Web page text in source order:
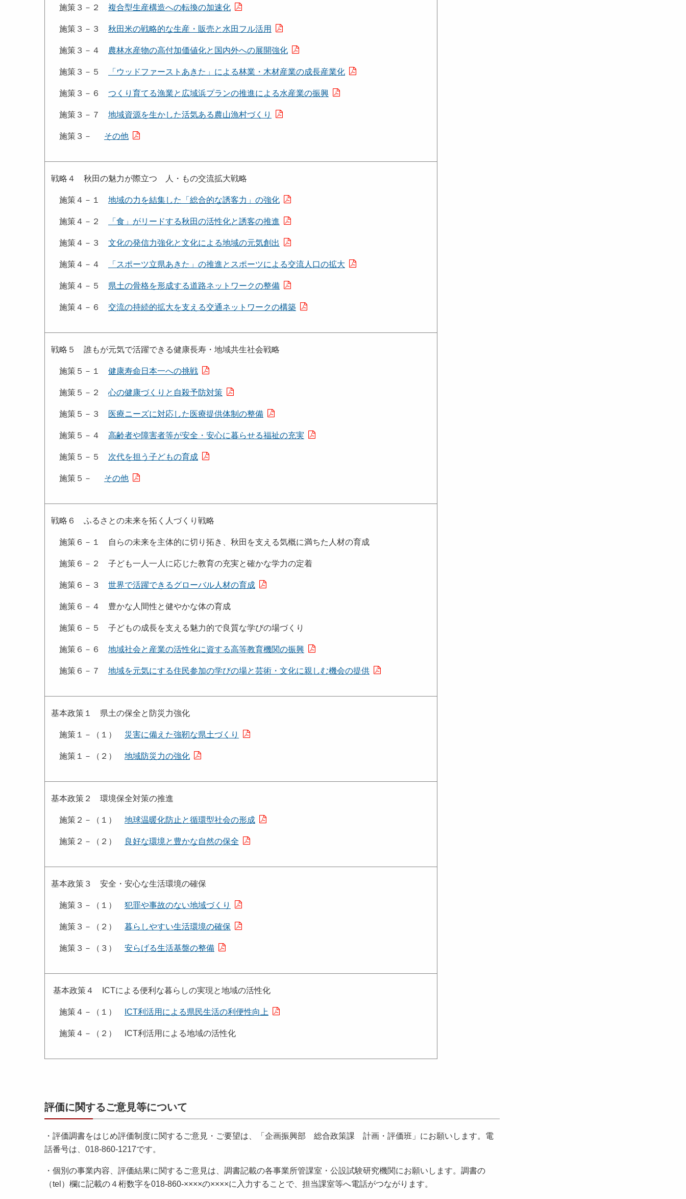
施策３－２ 複合型生産構造への転換の加速化
施策３－３ 秋田米の戦略的な生産・販売と水田フル活用
施策３－４ 農林水産物の高付加価値化と国内外への展開強化
施策３－５ 「ウッドファーストあきた」による林業・木材産業の成長産業化
施策３－６ つくり育てる漁業と広域浜プランの推進による水産業の振興
施策３－７ 地域資源を生かした活気ある農山漁村づくり
施策３－ その他
戦略４ 秋田の魅力が際立つ 人・もの交流拡大戦略
施策４－１ 地域の力を結集した「総合的な誘客力」の強化
施策４－２ 「食」がリードする秋田の活性化と誘客の推進
施策４－３ 文化の発信力強化と文化による地域の元気創出
施策４－４ 「スポーツ立県あきた」の推進とスポーツによる交流人口の拡大
施策４－５ 県土の骨格を形成する道路ネットワークの整備
施策４－６ 交流の持続的拡大を支える交通ネットワークの構築
戦略５ 誰もが元気で活躍できる健康長寿・地域共生社会戦略
施策５－１ 健康寿命日本一への挑戦
施策５－２ 心の健康づくりと自殺予防対策
施策５－３ 医療ニーズに対応した医療提供体制の整備
施策５－４ 高齢者や障害者等が安全・安心に暮らせる福祉の充実
施策５－５ 次代を担う子どもの育成
施策５－ その他
戦略６ ふるさとの未来を拓く人づくり戦略
施策６－１ 自らの未来を主体的に切り拓き、秋田を支える気概に満ちた人材の育成
施策６－２ 子ども一人一人に応じた教育の充実と確かな学力の定着
施策６－３ 世界で活躍できるグローバル人材の育成
施策６－４ 豊かな人間性と健やかな体の育成
施策６－５ 子どもの成長を支える魅力的で良質な学びの場づくり
施策６－６ 地域社会と産業の活性化に資する高等教育機関の振興
施策６－７ 地域を元気にする住民参加の学びの場と芸術・文化に親しむ機会の提供
基本政策１ 県土の保全と防災力強化
施策１－（１） 災害に備えた強靭な県土づくり
施策１－（２） 地域防災力の強化
基本政策２ 環境保全対策の推進
施策２－（１） 地球温暖化防止と循環型社会の形成
施策２－（２） 良好な環境と豊かな自然の保全
基本政策３ 安全・安心な生活環境の確保
施策３－（１） 犯罪や事故のない地域づくり
施策３－（２） 暮らしやすい生活環境の確保
施策３－（３） 安らげる生活基盤の整備
基本政策４ ICTによる便利な暮らしの実現と地域の活性化
施策４－（１） ICT利活用による県民生活の利便性向上
施策４－（２） ICT利活用による地域の活性化
評価に関するご意見等について
・評価調書をはじめ評価制度に関するご意見・ご要望は、「企画振興部 総合政策課 計画・評価班」にお願いします。電
話番号は、018-860-1217です。
・個別の事業内容、評価結果に関するご意見は、調書記載の各事業所管課室・公設試験研究機関にお願いします。調書の
（tel）欄に記載の４桁数字を018-860-××××の××××に入力することで、担当課室等へ電話がつながります。